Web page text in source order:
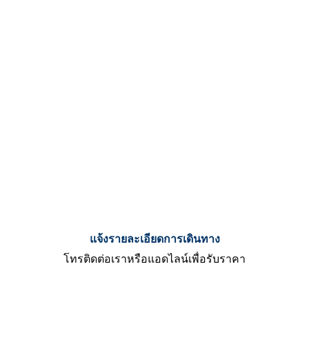
แจ้งรายละเอียดการเดินทาง
โทรติดต่อเราหรือแอดไลน์เพื่อรับราคา